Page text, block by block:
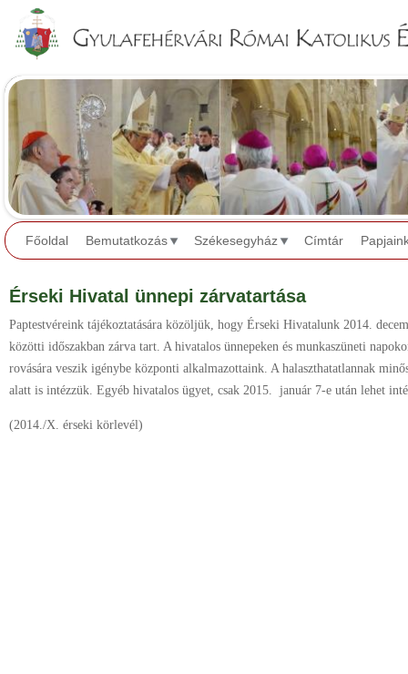
Főoldal Bemutatkozás Székesegyház Címtár
Érseki Hivatal ünnepi zárvatartása
Paptestvéreink tájékoztatására közöljük, hogy Érseki Hivatalunk 2014.
közötti időszakban zárva tart. A hivatalos ünnepeken és munkaszüneti
rovására veszik igénybe központi alkalmazottaink. A halaszthatatlannak
alatt is intézzük. Egyéb hivatalos ügyet, csak 2015. január 7-e után lehet
(2014./X. érseki körlevél)